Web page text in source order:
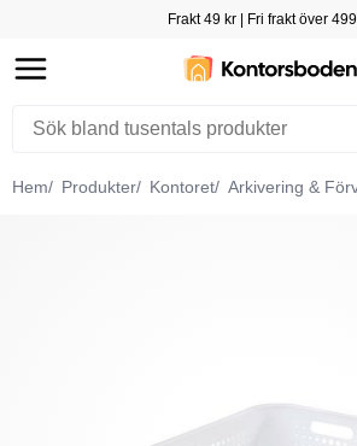
Frakt 49 kr | Fri frakt över
Hem Produkter Kontoret Arkivering &